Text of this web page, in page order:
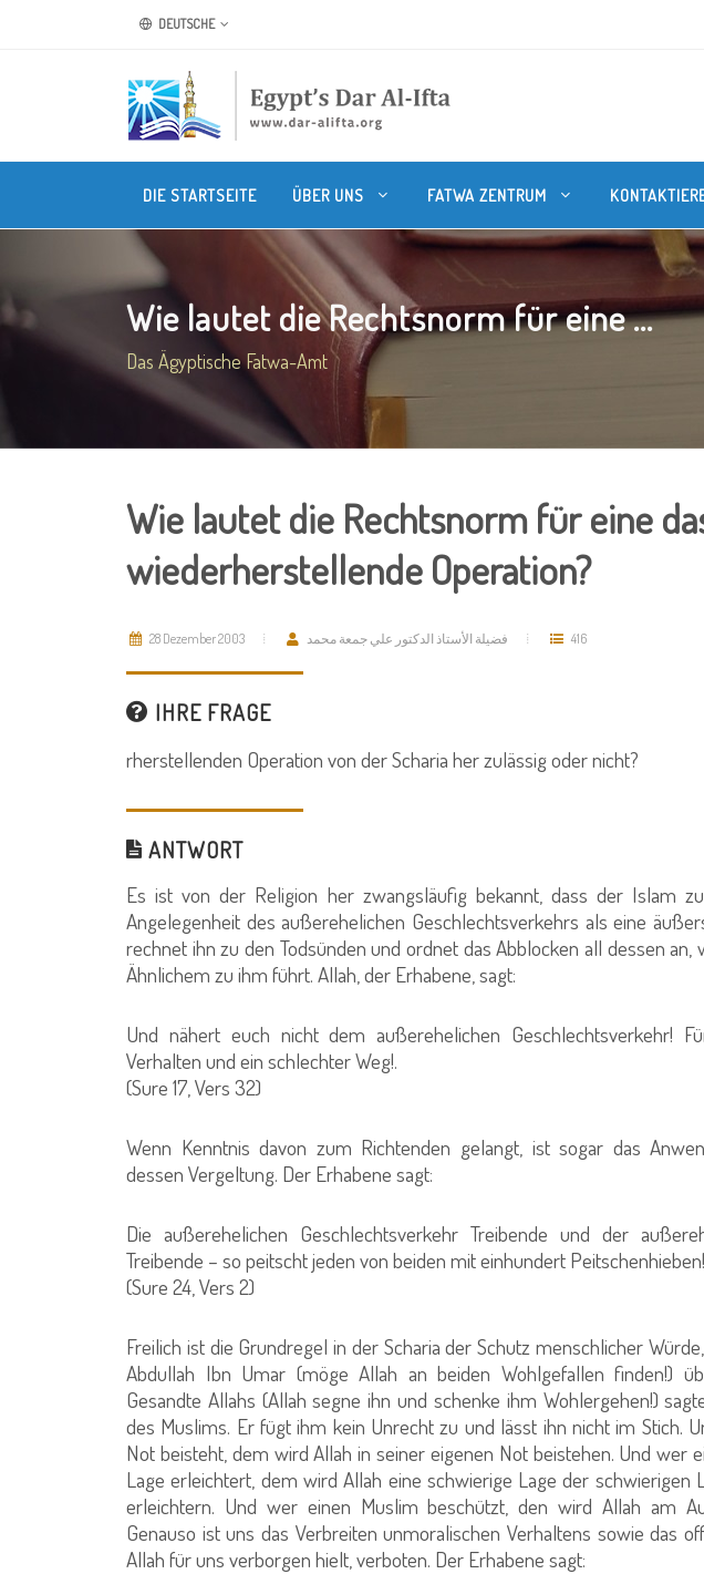
DEUTSCHE
DIE STARTSEITE ÜBER UNS FATWA ZENTRUM
Wie lautet die Rechtsnorm für eine ...
Das Ägyptische Fatwa-Amt
Wie lautet die Rechtsnorm für eine
wiederherstellende Operation?
28 Dezember 2003 فضيلة الأستاذ الدكتور علي جمعة محمد 416
IHRE FRAGE
rherstellenden Operation von der Scharia her zulässig oder nicht?
ANTWORT
Es ist von der Religion her zwangsläufig bekannt, dass der Islam
Angelegenheit des außerehelichen Geschlechtsverkehrs als eine
rechnet ihn zu den Todsünden und ordnet das Abblocken all dessen an,
Ähnlichem zu ihm führt. Allah, der Erhabene, sagt:
Und nähert euch nicht dem außerehelichen Geschlechtsverkehr!
Verhalten und ein schlechter Weg!.
(Sure 17, Vers 32)
Wenn Kenntnis davon zum Richtenden gelangt, ist sogar das
dessen Vergeltung. Der Erhabene sagt:
Die außerehelichen Geschlechtsverkehr Treibende und der
Treibende – so peitscht jeden von beiden mit einhundert Peitschenhieben!
(Sure 24, Vers 2)
Freilich ist die Grundregel in der Scharia der Schutz menschlicher
Abdullah Ibn Umar (möge Allah an beiden Wohlgefallen finden!)
Gesandte Allahs (Allah segne ihn und schenke ihm Wohlergehen!)
des Muslims. Er fügt ihm kein Unrecht zu und lässt ihn nicht im Stich.
Not beisteht, dem wird Allah in seiner eigenen Not beistehen. Und wer
Lage erleichtert, dem wird Allah eine schwierige Lage der schwierigen
erleichtern. Und wer einen Muslim beschützt, den wird Allah am
Genauso ist uns das Verbreiten unmoralischen Verhaltens sowie das
Allah für uns verborgen hielt, verboten. Der Erhabene sagt: